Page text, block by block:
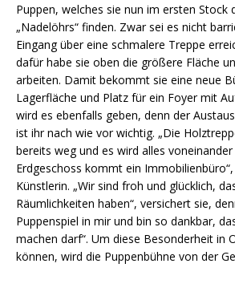
Puppen, welches sie nun im ersten Stock
„Nadelöhrs“ finden. Zwar sei es nicht
Eingang über eine schmalere Treppe
dafür habe sie oben die größere Fläche
arbeiten. Damit bekommt sie eine neue
Lagerfläche und Platz für ein Foyer mit
wird es ebenfalls geben, denn der
ist ihr nach wie vor wichtig. „Die
bereits weg und es wird alles
Erdgeschoss kommt ein
Künstlerin. „Wir sind froh und glücklich,
Räumlichkeiten haben“, versichert sie,
Puppenspiel in mir und bin so dankbar,
machen darf“. Um diese Besonderheit in
können, wird die Puppenbühne von der